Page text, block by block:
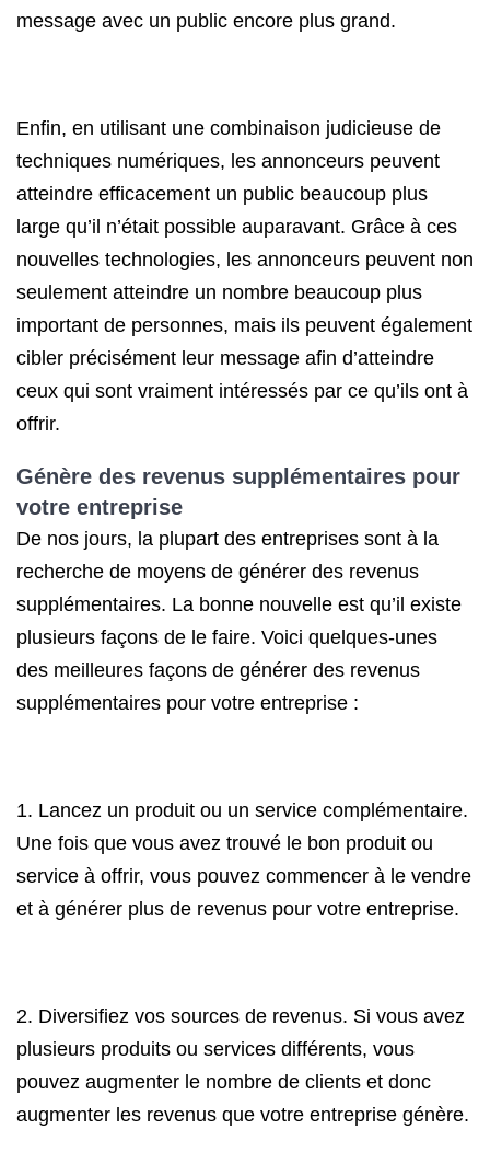
message avec un public encore plus grand.
Enfin, en utilisant une combinaison judicieuse de
techniques numériques, les annonceurs peuvent
atteindre efficacement un public beaucoup plus
large qu’il n’était possible auparavant. Grâce à ces
nouvelles technologies, les annonceurs peuvent non
seulement atteindre un nombre beaucoup plus
important de personnes, mais ils peuvent également
cibler précisément leur message afin d’atteindre
ceux qui sont vraiment intéressés par ce qu’ils ont à
offrir.
Génère des revenus supplémentaires pour
votre entreprise
De nos jours, la plupart des entreprises sont à la
recherche de moyens de générer des revenus
supplémentaires. La bonne nouvelle est qu’il existe
plusieurs façons de le faire. Voici quelques-unes
des meilleures façons de générer des revenus
supplémentaires pour votre entreprise :
1. Lancez un produit ou un service complémentaire.
Une fois que vous avez trouvé le bon produit ou
service à offrir, vous pouvez commencer à le vendre
et à générer plus de revenus pour votre entreprise.
2. Diversifiez vos sources de revenus. Si vous avez
plusieurs produits ou services différents, vous
pouvez augmenter le nombre de clients et donc
augmenter les revenus que votre entreprise génère.